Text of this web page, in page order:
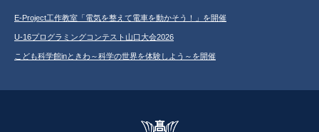
E-Project工作教室「電気を整えて電車を動かそう！」を開催
U-16プログラミングコンテスト山口大会2026
こども科学館inときわ～科学の世界を体験しよう～を開催